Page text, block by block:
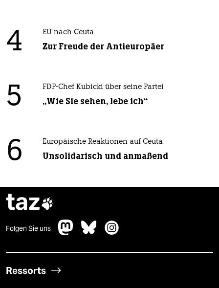
4
EU nach Ceuta
Zur Freude der Antieuropäer
5 FDP-Chef Kubicki über seine Partei
„Wie Sie sehen, lebe ich“
6 Europäische Reaktionen auf Ceuta
Unsolidarisch und anmaßend
taz
Folgen Sie uns
Ressorts